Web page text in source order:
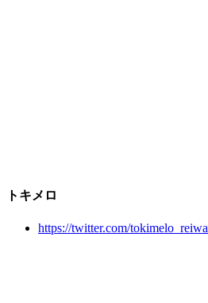
トキメロ
https://twitter.com/tokimelo_reiwa